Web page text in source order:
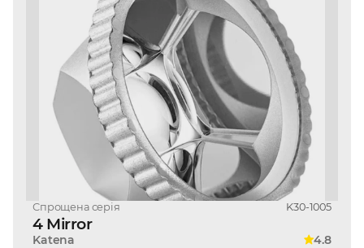
Спрощена серія K30-1005
4 Mirror
Katena 4.8